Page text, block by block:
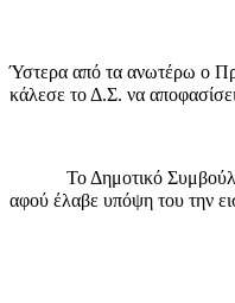
Ύστερα από τα ανωτέρω ο
κάλεσε το Δ.Σ. να
Το Δημοτικό
αφού έλαβε υπόψη του την